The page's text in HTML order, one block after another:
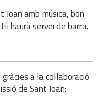
Joan amb música, bon
haurà servei de barra.
a la col·laboració
de Sant Joan: